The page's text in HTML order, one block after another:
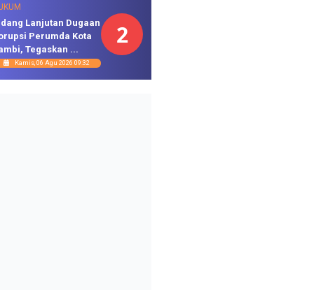
Lanjutan Dugaan
Perumda Kota
Tegaskan ...
Kamis, 06 Agu 2026 09:32
2